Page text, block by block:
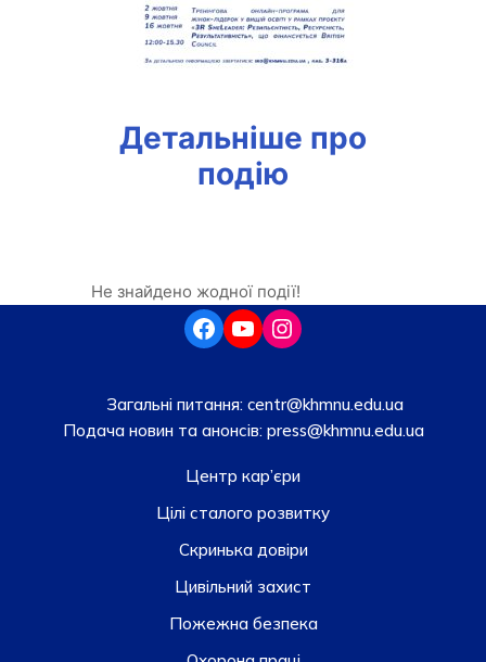
Детальніше про
подію
Не знайдено жодної події!
Загальні питання: centr@khmnu.edu.ua
Подача новин та анонсів:press@khmnu.edu.ua
Центр кар’єри
Цілі сталого розвитку
Скринька довiри
Цивільний захист
Пожежна безпека